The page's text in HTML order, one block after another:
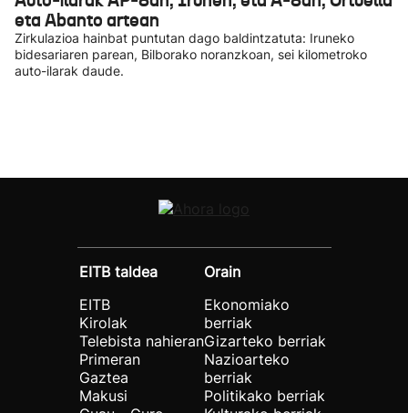
eta Abanto artean
Zirkulazioa hainbat puntutan dago baldintzatuta: Iruneko
bidesariaren parean, Bilborako noranzkoan, sei kilometroko
auto-ilarak daude.
EITB taldea
EITB
Kirolak
Telebista nahieran
Primeran
Gaztea
Makusi
Orain
Ekonomiako
berriak
Gizarteko berriak
Nazioarteko
berriak
Politikako berriak